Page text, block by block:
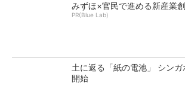
みずほ×官民で進める新産業
PR(Blue Lab)
土に返る「紙の電池」 シン
開始